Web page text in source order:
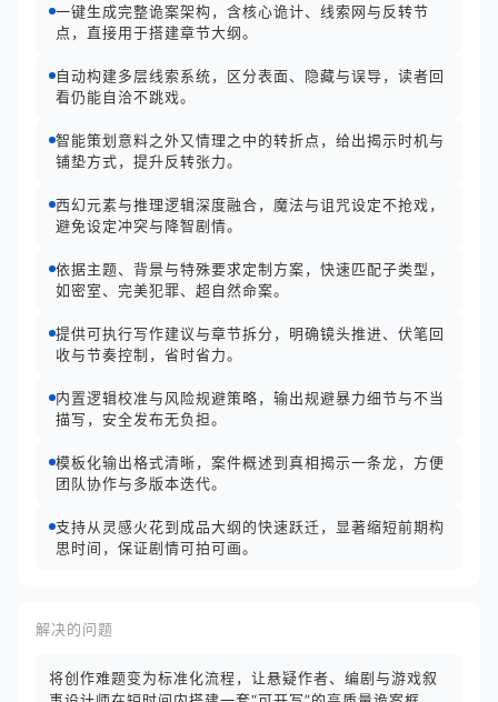
一键生成完整诡案架构，含核心诡计、线索网与反转节
点，直接用于搭建章节大纲。
自动构建多层线索系统，区分表面、隐藏与误导，读者回
看仍能自洽不跳戏。
智能策划意料之外又情理之中的转折点，给出揭示时机与
铺垫方式，提升反转张力。
西幻元素与推理逻辑深度融合，魔法与诅咒设定不抢戏，
避免设定冲突与降智剧情。
依据主题、背景与特殊要求定制方案，快速匹配子类型，
如密室、完美犯罪、超自然命案。
提供可执行写作建议与章节拆分，明确镜头推进、伏笔回
收与节奏控制，省时省力。
内置逻辑校准与风险规避策略，输出规避暴力细节与不当
描写，安全发布无负担。
模板化输出格式清晰，案件概述到真相揭示一条龙，方便
团队协作与多版本迭代。
支持从灵感火花到成品大纲的快速跃迁，显著缩短前期构
思时间，保证剧情可拍可画。
解决的问题
将创作难题变为标准化流程，让悬疑作者、编剧与游戏叙